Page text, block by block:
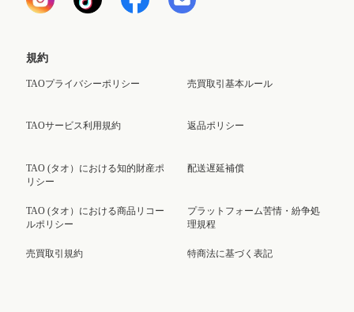
規約
TAOプライバシーポリシー
TAOサービス利用規約
TAO (タオ）における知的財産ポ
リシー
TAO (タオ）における商品リコー
ルポリシー
売買取引規約
売買取引基本ルール
返品ポリシー
配送遅延補償
プラットフォーム苦情・紛争処
理規程
特商法に基づく表記